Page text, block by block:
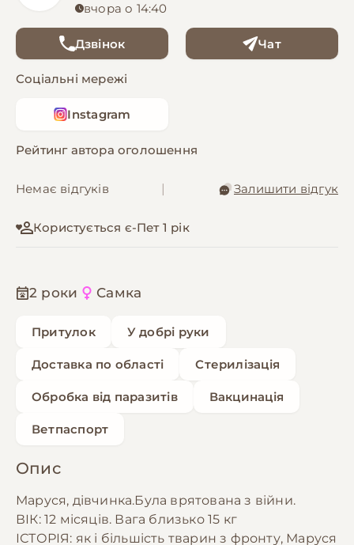
вчора о 14:40
Дзвінок Чат
Соціальні мережі
Instagram
Рейтинг автора оголошення
Немає відгуків Залишити відгук
Користується є-Пет 1 рік
2 роки Самка
Притулок У добрі руки
Доставка по області Стерилізація
Обробка від паразитів Вакцинація
Ветпаспорт
Опис
Маруся, дівчинка.Була врятована з війни.
ВІК: 12 місяців. Вага близько 15 кг
ІСТОРІЯ: як і більшість тварин з фронту, Маруся